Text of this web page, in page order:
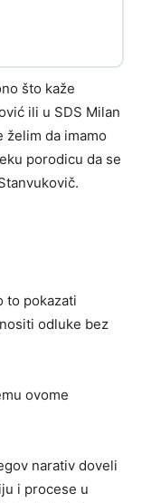
što kaže
ili u SDS Milan
želim da imamo
porodicu da se
to pokazati
odluke bez
ovome
narativ doveli
i procese u